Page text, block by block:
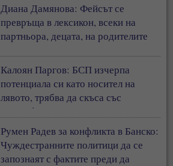
Диана Дамянова: Фейсът се
превръща в лексикон, всеки на
партньора, децата, на родителите
Калоян Паргов: БСП изчерпа
потенциала си като носител на
лявото, трябва да скъса със
съветофилската същност
Румен Радев за конфликта в Банско:
Чуждестранните политици да се
запознаят с фактите преди да